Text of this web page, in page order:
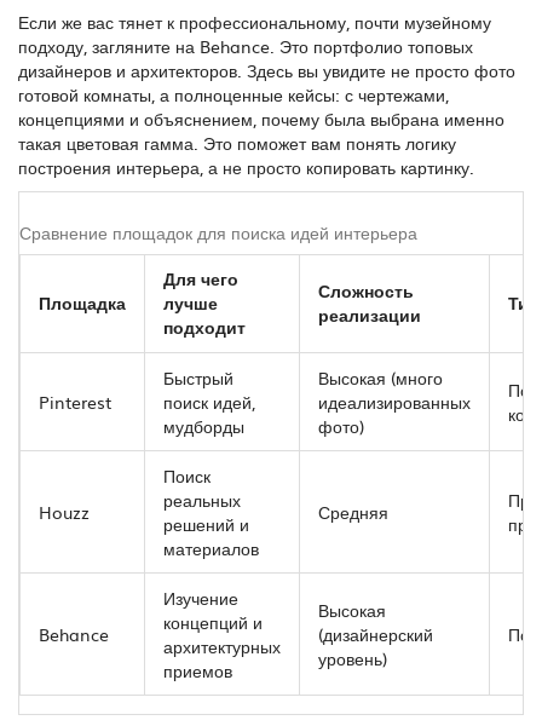
Если же вас тянет к профессиональному, почти музейному
подходу, загляните на Behance. Это портфолио топовых
дизайнеров и архитекторов. Здесь вы увидите не просто фото
готовой комнаты, а полноценные кейсы: с чертежами,
концепциями и объяснением, почему была выбрана именно
такая цветовая гамма. Это поможет вам понять логику
построения интерьера, а не просто копировать картинку.
Сравнение площадок для поиска идей интерьера
Площадка
Для чего
лучше
подходит
Сложность
реализации
Тип
Pinterest
Быстрый
поиск идей,
мудборды
Высокая (много
идеализированных
фото)
Houzz
Поиск
реальных
решений и
материалов
Средняя
Behance
Изучение
концепций и
архитектурных
приемов
Высокая
(дизайнерский
уровень)